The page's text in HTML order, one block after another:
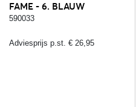
FAME - 6. BLAUW
590033
Adviesprijs p.st. € 26,95